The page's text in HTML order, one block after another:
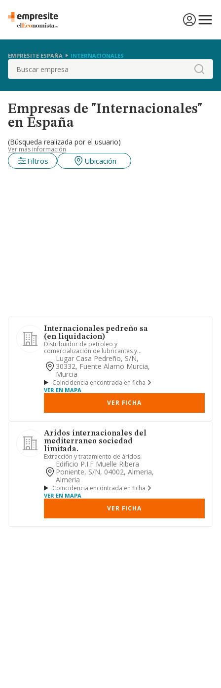
EMPRESITE ESPAÑA INTERNACIONALES
Buscar
Empresas de "Internacionales"
en España
(Búsqueda realizada por el usuario)
Ver más información
Filtros Ubicación
Internacionales pedreño sa
(en liquidacion)
Distribuidor de petroleo y
comercialización de lubricantes y
petroleo.
Lugar Casa Pedreño, S/n,
30332, Fuente Alamo Murcia,
Murcia
Coincidencia encontrada en ficha
VER EN MAPA
VER FICHA
Aridos internacionales del
mediterraneo sociedad
limitada.
Extracción y tratamiento de áridos.
Edificio P.i.f Muelle Ribera
Poniente, S/n, 04002, Almeria,
Almeria
Coincidencia encontrada en ficha
VER EN MAPA
VER FICHA